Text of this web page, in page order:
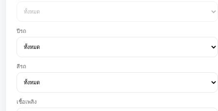
ปีรถ
สีรถ
เชื้อเพลิง